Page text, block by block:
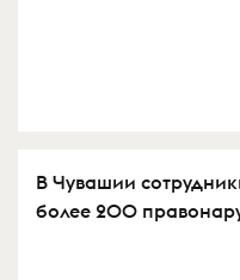
В Чувашии
более 200